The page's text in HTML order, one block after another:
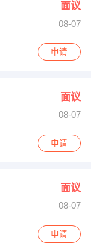
面议
08-07
11楼
申请
面议
08-07
申请
面议
08-07
楼6003室
申请